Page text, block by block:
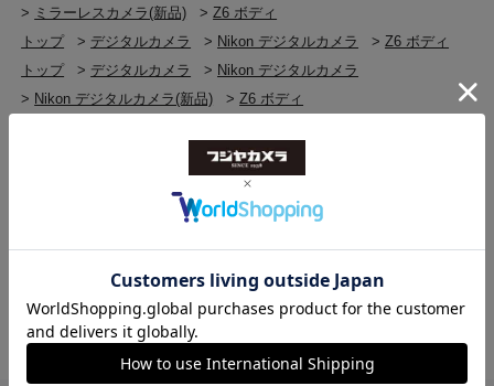
> ミラーレスカメラ(新品) >Z6 ボディ
トップ
> デジタルカメラ > Nikon デジタルカメラ > Z6 ボディ
トップ
> デジタルカメラ > Nikon デジタルカメラ
> Nikon デジタルカメラ(新品) >Z6 ボディ
Z6 ボディ
ミラーレスカメラ 高額買取商品
ニコン(Nikon) 高額買取商品 >Z6 ボディ